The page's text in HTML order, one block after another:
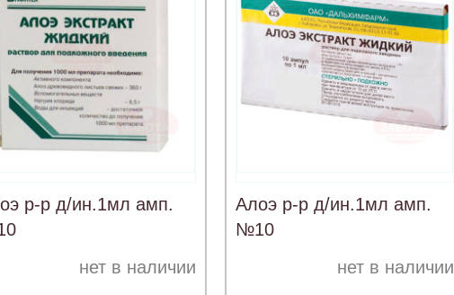
р-р д/ин.1мл амп.
нет в наличии
Алоэ р-р д/ин.1мл амп.
№10
нет в наличии